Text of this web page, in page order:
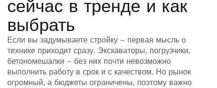
сейчас в тренде и как
выбрать
Если вы задумываете стройку – первая мысль о
технике приходит сразу. Экскаваторы, погрузчики,
бетономешалки – без них почти невозможно
выполнить работу в срок и с качеством. Но рынок
огромный, а бюджеты ограничены, поэтому важно